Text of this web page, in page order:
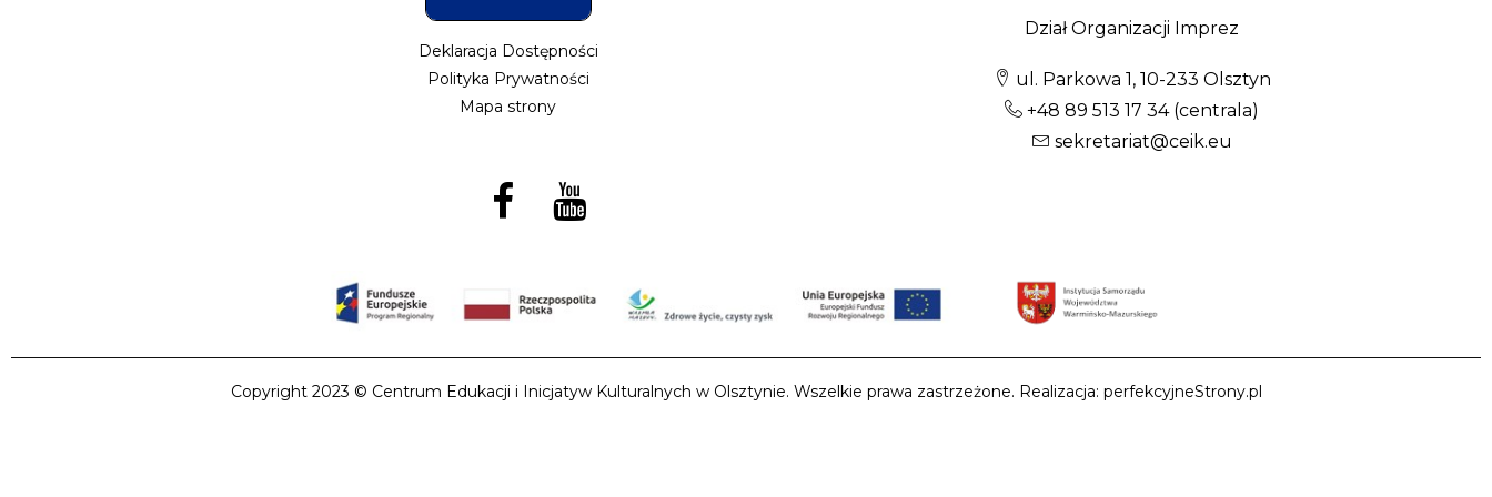
Deklaracja Dostępności
Polityka Prywatności
Mapa strony
Dział Organizacji Imprez
ul. Parkowa 1, 10-233 Olsztyn
+48 89 513 17 34(centrala)
sekretariat@ceik.eu
Copyright 2023 © Centrum Edukacji i Inicjatyw Kulturalnych w Olsztynie. Wszelkie prawa zastrzeżone. Realizacja: perfekcyjneStrony.pl